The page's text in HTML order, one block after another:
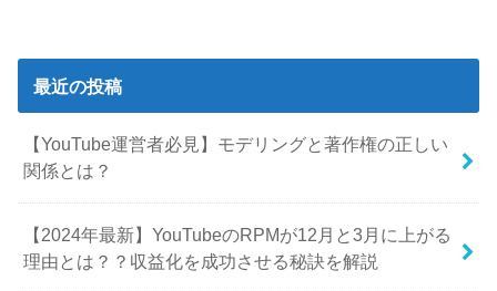
最近の投稿
【YouTube運営者必見】モデリングと著作権の正しい
関係とは？
【2024年最新】YouTubeのRPMが12月と3月に上がる
理由とは？？収益化を成功させる秘訣を解説